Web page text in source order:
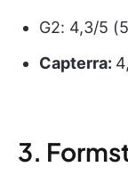
G2: 4,3/5
Capterra:
3.